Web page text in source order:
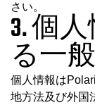
さい。
3. 個
る一
個人情報は
地方法及び外国